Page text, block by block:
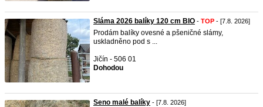
Sláma 2026 balíky 120 cm BIO - TOP - [7.8. 2026]
Prodám balíky ovesné a pšeničné slámy,
uskladněno pod s ...
Jičín - 506 01
Dohodou
Seno malé balíky - [7.8. 2026]